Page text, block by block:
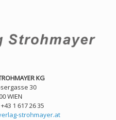
KG
30
WIEN
1 617 26 35
strohmayer.at